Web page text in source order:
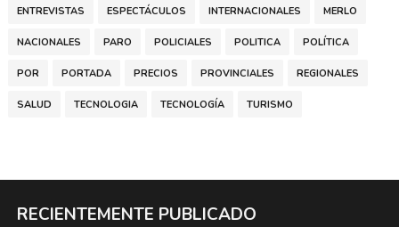
ENTREVISTAS ESPECTÁCULOS INTERNACIONALES MERLO
NACIONALES PARO POLICIALES POLITICA POLÍTICA
POR PORTADA PRECIOS PROVINCIALES REGIONALES
SALUD TECNOLOGIA TECNOLOGÍA TURISMO
RECIENTEMENTE PUBLICADO